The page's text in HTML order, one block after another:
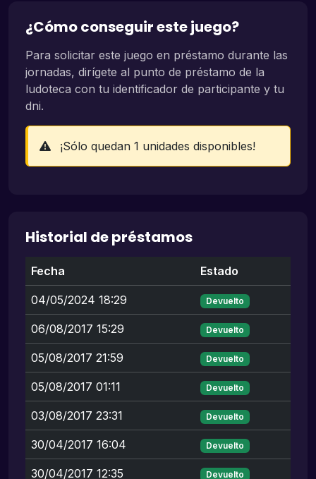
¿Cómo conseguir este juego?
Para solicitar este juego en préstamo durante las
jornadas, dirígete al punto de préstamo de la
ludoteca con tu identificador de participante y tu
dni.
¡Sólo quedan 1 unidades disponibles!
Historial de préstamos
Fecha Estado
04/05/2024 18:29 Devuelto
06/08/2017 15:29 Devuelto
05/08/2017 21:59 Devuelto
05/08/2017 01:11 Devuelto
03/08/2017 23:31 Devuelto
30/04/2017 16:04 Devuelto
30/04/2017 12:35 Devuelto